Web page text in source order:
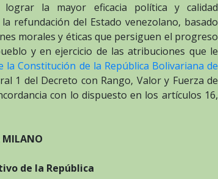
la mayor eficacia política y calidad
refundación del Estado venezolano, basado
morales y éticas que persiguen el progreso
y en ejercicio de las atribuciones que le
la Constitución de la República Bolivariana de
1 del Decreto con Rango, Valor y Fuerza de
con lo dispuesto en los artículos 16,
MILANO
de la República